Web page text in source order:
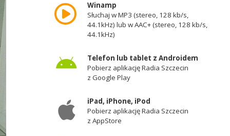
Winamp
Słuchaj w MP3 (stereo, 128 kb/s,
44.1kHz) lub w AAC+ (stereo, 128 kb/s,
44.1kHz)
Telefon lub tablet z Androidem
Pobierz aplikację Radia Szczecin
z Google Play
iPad, iPhone, iPod
Pobierz aplikację Radia Szczecin
z AppStore